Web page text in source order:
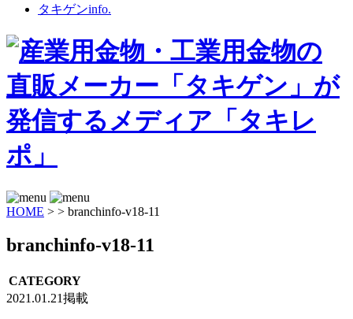
タキゲンinfo.
HOME > > branchinfo-v18-11
branchinfo-v18-11
CATEGORY
2021.01.21掲載